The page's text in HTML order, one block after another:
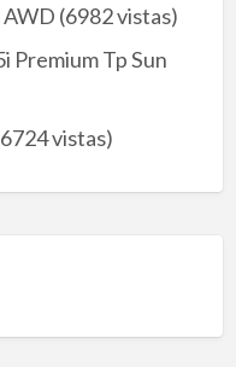
AWD (6982 vistas)
Premium Tp Sun
vistas)